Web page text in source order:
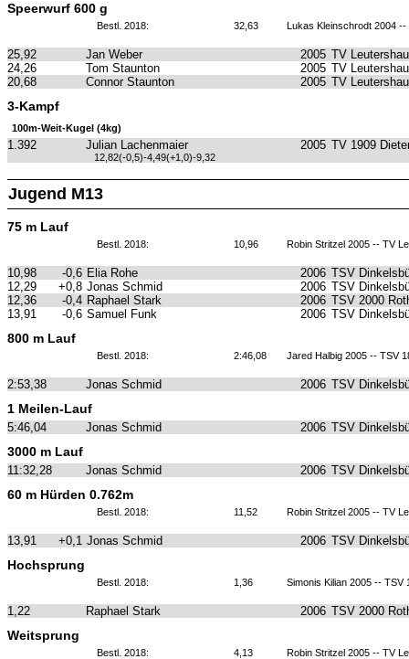
Speerwurf 600 g
Bestl. 2018: 32,63 Lukas Kleinschrodt 2004 --
25,92 Jan Weber 2005 TV
24,26
Tom Staunton 2005 TV
20,68
Connor Staunton 2005 TV
3-Kampf
100m-Weit-Kugel (4kg)
1.392 Julian Lachenmaier 2005 TV 1909
12,82(-0,5)-4,49(+1,0)-9,32
Jugend M13
75 m Lauf
Bestl. 2018: 10,96 Robin Stritzel 2005 -- TV
10,98 -0,6 Elia Rohe 2006 TSV
12,29
+0,8 Jonas Schmid 2006 TSV
12,36
-0,4 Raphael Stark 2006 TSV 2000
13,91
-0,6 Samuel Funk 2006 TSV
800 m Lauf
Bestl. 2018: 2:46,08 Jared Halbig 2005 -- TSV
2:53,38 Jonas Schmid 2006 TSV
1 Meilen-Lauf
5:46,04 Jonas Schmid 2006 TSV
3000 m Lauf
11:32,28 Jonas Schmid 2006 TSV
60 m Hürden 0.762m
Bestl. 2018: 11,52 Robin Stritzel 2005 -- TV
13,91 +0,1 Jonas Schmid 2006 TSV
Hochsprung
Bestl. 2018: 1,36 Simonis Kilian 2005 -- TSV
1,22 Raphael Stark 2006 TSV 2000
Weitsprung
Bestl. 2018: 4,13 Robin Stritzel 2005 -- TV